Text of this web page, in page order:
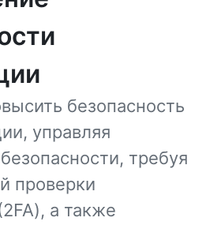
безопасность
управляя
требуя
проверки
а также